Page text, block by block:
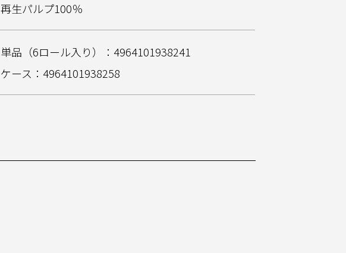
再生パルプ100％
単品（6ロール入り）：4964101938241
ケース：4964101938258